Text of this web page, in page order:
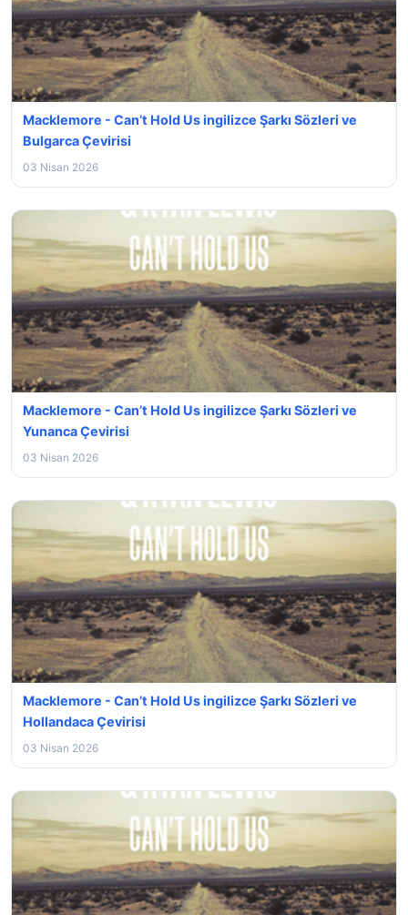
Macklemore - Can’t Hold Us ingilizce Şarkı Sözleri ve
Bulgarca Çevirisi
03 Nisan 2026
Macklemore - Can’t Hold Us ingilizce Şarkı Sözleri ve
Yunanca Çevirisi
03 Nisan 2026
Macklemore - Can’t Hold Us ingilizce Şarkı Sözleri ve
Hollandaca Çevirisi
03 Nisan 2026